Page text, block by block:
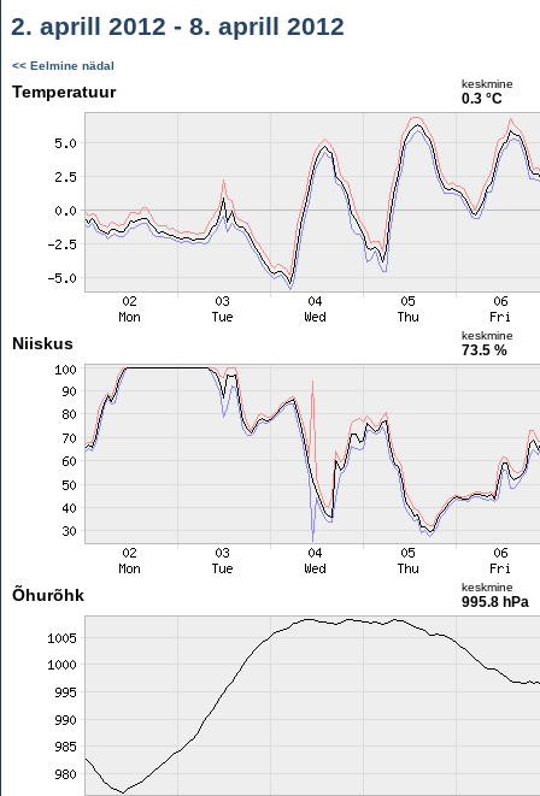
2. aprill 2012 - 8. aprill 2012
<< Eelmine nädal
Temperatuur keskmine
0.3 °C
Niiskus keskmine
73.5 %
Õhurõhk keskmine
995.8 hPa